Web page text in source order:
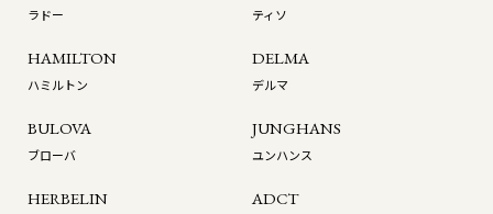
ラドー ティソ
HAMILTON
ハミルトン
DELMA
デルマ
BULOVA
ブローバ
JUNGHANS
ユンハンス
HERBELIN ADCT